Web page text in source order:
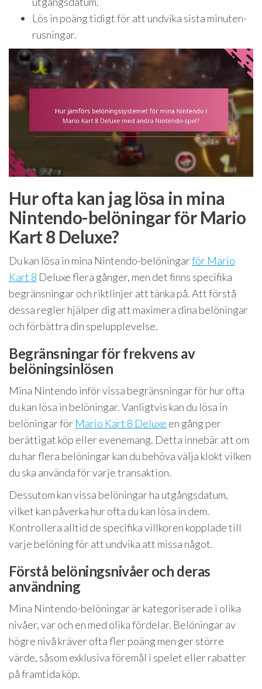
Lös in poäng tidigt för att undvika sista minuten-
rusningar.
Hur ofta kan jag lösa in mina
Nintendo-belöningar för Mario
Kart 8 Deluxe?
Du kan lösa in mina Nintendo-belöningarför Mario
Kart 8 Deluxe flera gånger, men det finns specifika
begränsningar och riktlinjer att tänka på. Att förstå
dessa regler hjälper dig att maximera dina belöningar
och förbättra din spelupplevelse.
Begränsningar för frekvens av
belöningsinlösen
Mina Nintendo inför vissa begränsningar för hur ofta
du kan lösa in belöningar. Vanligtvis kan du lösa in
belöningar för Mario Kart 8 Deluxe en gång per
berättigat köp eller evenemang. Detta innebär att om
du har flera belöningar kan du behöva välja klokt vilken
du ska använda för varje transaktion.
Dessutom kan vissa belöningar ha utgångsdatum,
vilket kan påverka hur ofta du kan lösa in dem.
Kontrollera alltid de specifika villkoren kopplade till
varje belöning för att undvika att missa något.
Förstå belöningsnivåer och deras
användning
Mina Nintendo-belöningar är kategoriserade i olika
nivåer, var och en med olika fördelar. Belöningar av
högre nivå kräver ofta fler poäng men ger större
värde, såsom exklusiva föremål i spelet eller rabatter
på framtida köp.